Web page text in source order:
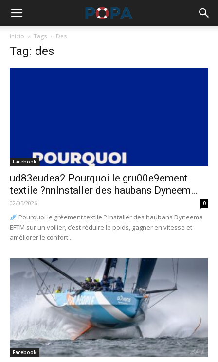
Início Tags Des
Tag: des
Facebook
ud83eudea2 Pourquoi le gru00e9ement
textile ?nnInstaller des haubans Dyneem…
02/05/2026 0
Pourquoi le gréement textile ? Installer des haubans Dyneema
EFTM sur un voilier, c’est réduire le poids, gagner en vitesse et
améliorer le confort...
Facebook